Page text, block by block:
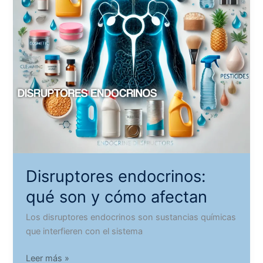
Disruptores endocrinos:
qué son y cómo afectan
Los disruptores endocrinos son sustancias químicas
que interfieren con el sistema
Disruptores
Leer más »